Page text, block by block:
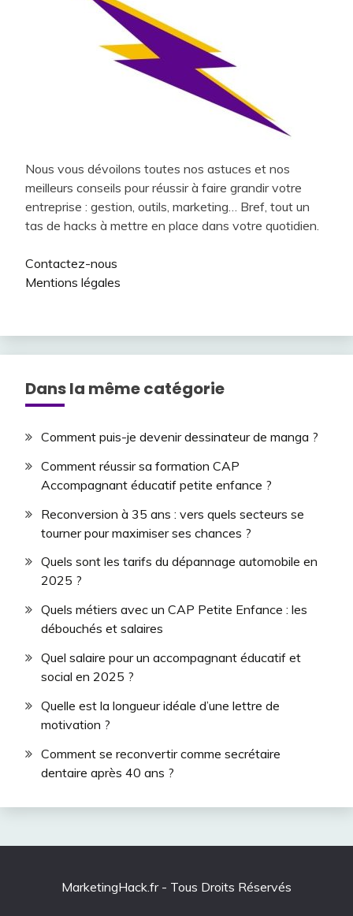
Nous vous dévoilons toutes nos astuces et nos
meilleurs conseils pour réussir à faire grandir votre
entreprise : gestion, outils, marketing… Bref, tout un
tas de hacks à mettre en place dans votre quotidien.
Contactez-nous
Mentions légales
Dans la même catégorie
Comment puis-je devenir dessinateur de manga ?
Comment réussir sa formation CAP
Accompagnant éducatif petite enfance ?
Reconversion à 35 ans : vers quels secteurs se
tourner pour maximiser ses chances ?
Quels sont les tarifs du dépannage automobile en
2025 ?
Quels métiers avec un CAP Petite Enfance : les
débouchés et salaires
Quel salaire pour un accompagnant éducatif et
social en 2025 ?
Quelle est la longueur idéale d’une lettre de
motivation ?
Comment se reconvertir comme secrétaire
dentaire après 40 ans ?
MarketingHack.fr - Tous Droits Réservés